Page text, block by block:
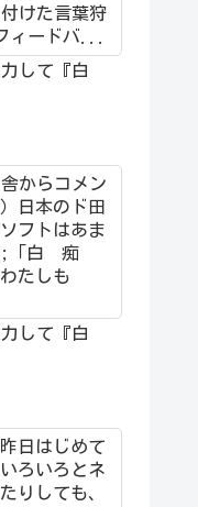
けた言葉狩
ィードバ...
して『白
からコメン
日本のド田
フトはあま
;「白 痴
たしも
して『白
日はじめて
ろいろとネ
りしても、